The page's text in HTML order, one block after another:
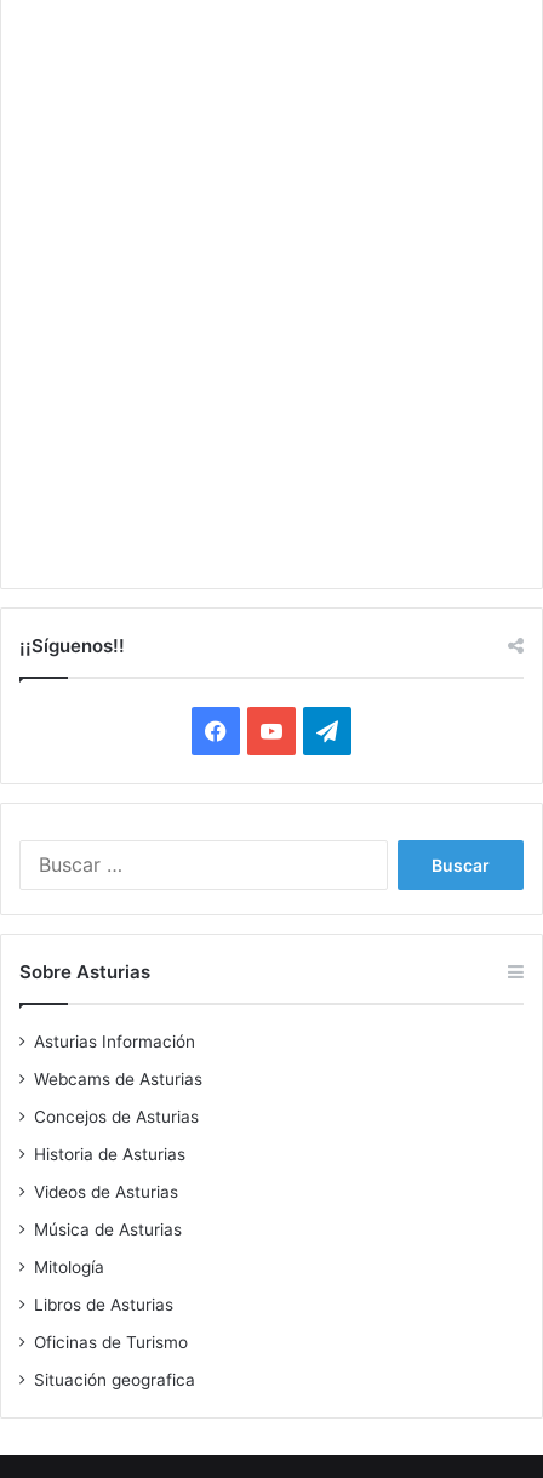
¡¡Síguenos!!
Facebook
YouTubeTelegram
Sobre Asturias
Asturias Información
Webcams de Asturias
Concejos de Asturias
Historia de Asturias
Videos de Asturias
Música de Asturias
Mitología
Libros de Asturias
Oficinas de Turismo
Situación geografica